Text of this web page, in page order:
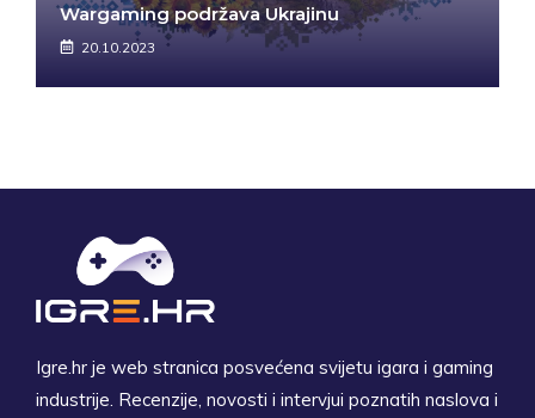
Wargaming podržava Ukrajinu
20.10.2023
Igre.hr je web stranica posvećena svijetu igara i gaming
industrije. Recenzije, novosti i intervjui poznatih naslova i